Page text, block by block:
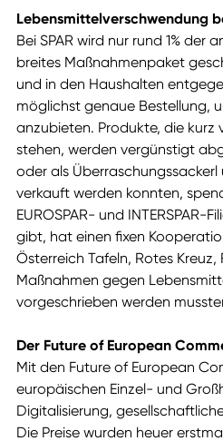
Lebensmittelverschwendung
Bei SPAR wird nur rund 1%
breites Maßnahmenpaket
und in den Haushalten
möglichst genaue Bestellung,
anzubieten. Produkte, die
stehen, werden vergünstigt
oder als
verkauft werden konnten,
EUROSPAR- und
gibt, hat einen fixen
Österreich Tafeln, Rotes
Maßnahmen gegen
vorgeschrieben werden
Der Future of European
Mit den Future of European
europäischen Einzel- und
Digitalisierung,
Die Preise wurden heuer